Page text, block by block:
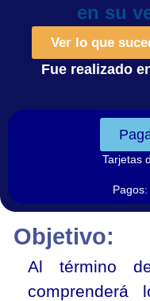
en su
Ver lo que
Fue realizado
Objetivo:
Al término
comprenderá